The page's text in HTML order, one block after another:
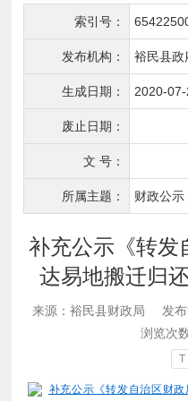
索引号：
发布机构： 裕民县政
生成日期： 2020-07-
废止日期：
文 号：
所属主题： 财政公示
补充公示《转发
达易地搬迁归
来源：裕民县财政局
发
浏览次
T
补充公示《转发自治区财